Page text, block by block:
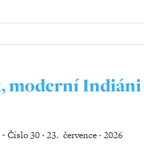
moderní Indiáni
-Číslo 30 ‧ 23. července ‧ 2026